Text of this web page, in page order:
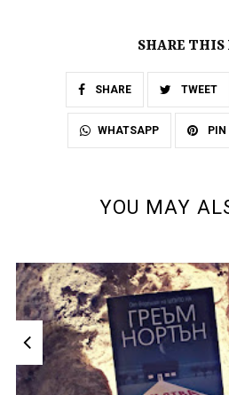
SHARE THIS
SHARE TWEET
WHATSAPP PIN
YOU MAY